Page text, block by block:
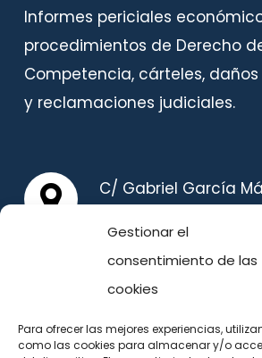
Gestionar el
consentimiento de las
cookies
Para ofrecer las mejores experiencias,
como las cookies para almacenar y/o
Informes periciales
procedimientos de Derecho
Competencia, cárteles,
y reclamaciones judiciales.
C/ Gabriel García
TELÉFONO
91 011 35 70